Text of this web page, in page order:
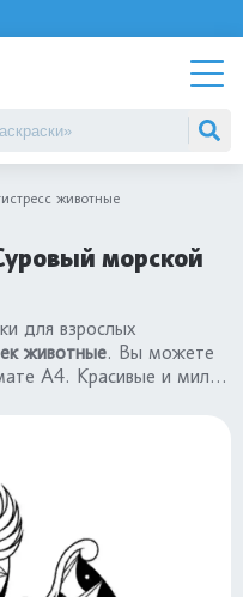
животные
морской
для взрослых
животные. Вы можете
А4. Красивые и милые